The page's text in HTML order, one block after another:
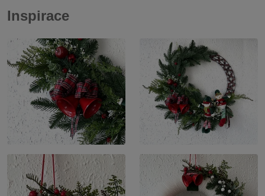
Inspirace